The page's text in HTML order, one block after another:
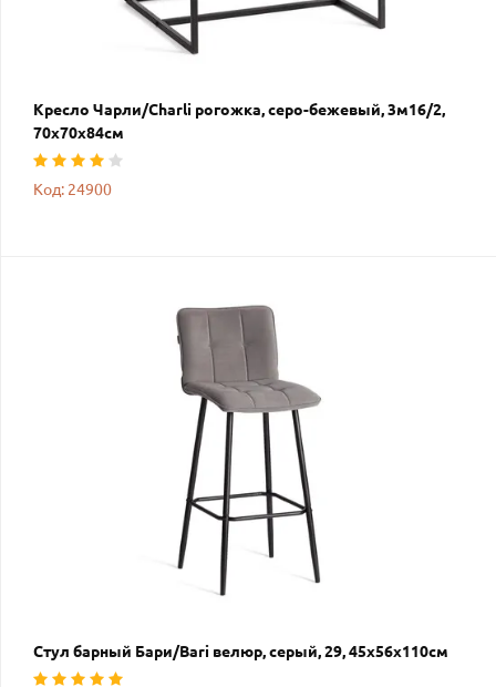
Кресло Чарли/Charli рогожка, серо-бежевый, 3м16/2,
70х70х84см
Код: 24900
Стул барный Бари/Bari велюр, серый, 29, 45х56х110см